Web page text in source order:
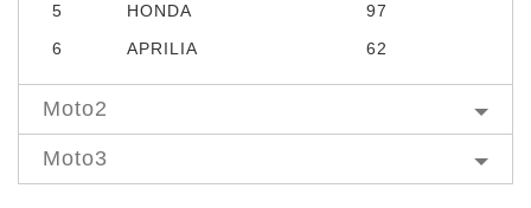
5
HONDA
97
6
APRILIA 62
Moto2
Moto3